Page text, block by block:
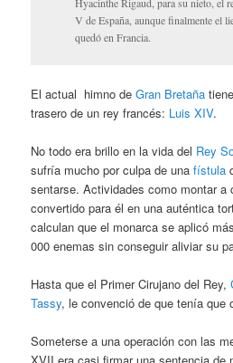
V de España, aunque finalmente el
quedó en Francia.
El actual himno deGran Bretaña
trasero de un rey francés: Luis XIV.
No todo era brillo en la vida del Rey
sufría mucho por culpa de unafístula
sentarse. Actividades como montar a
convertido para él en una auténtica
calculan que el monarca se aplicó
000 enemas sin conseguir aliviar su
Hasta que el Primer Cirujano del Rey,
Tassy, le convenció de que tenía que
Someterse a una operación con las